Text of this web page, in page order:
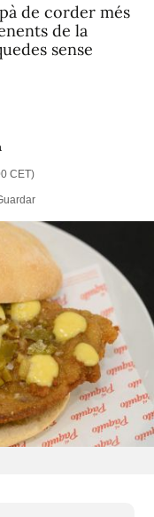
de corder més
de la
sense
CET)